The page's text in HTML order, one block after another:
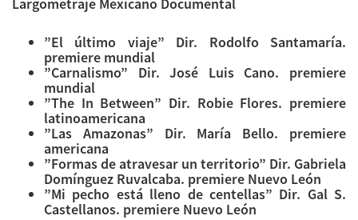
Largometraje Mexicano Documental
”El último viaje” Dir. Rodolfo Santamaría.
premiere mundial
”Carnalismo” Dir. José Luis Cano. premiere
mundial
”The In Between” Dir. Robie Flores. premiere
latinoamericana
”Las Amazonas” Dir. María Bello. premiere
americana
”Formas de atravesar un territorio” Dir. Gabriela
Domínguez Ruvalcaba. premiere Nuevo León
”Mi pecho está lleno de centellas” Dir. Gal S.
Castellanos. premiere Nuevo León